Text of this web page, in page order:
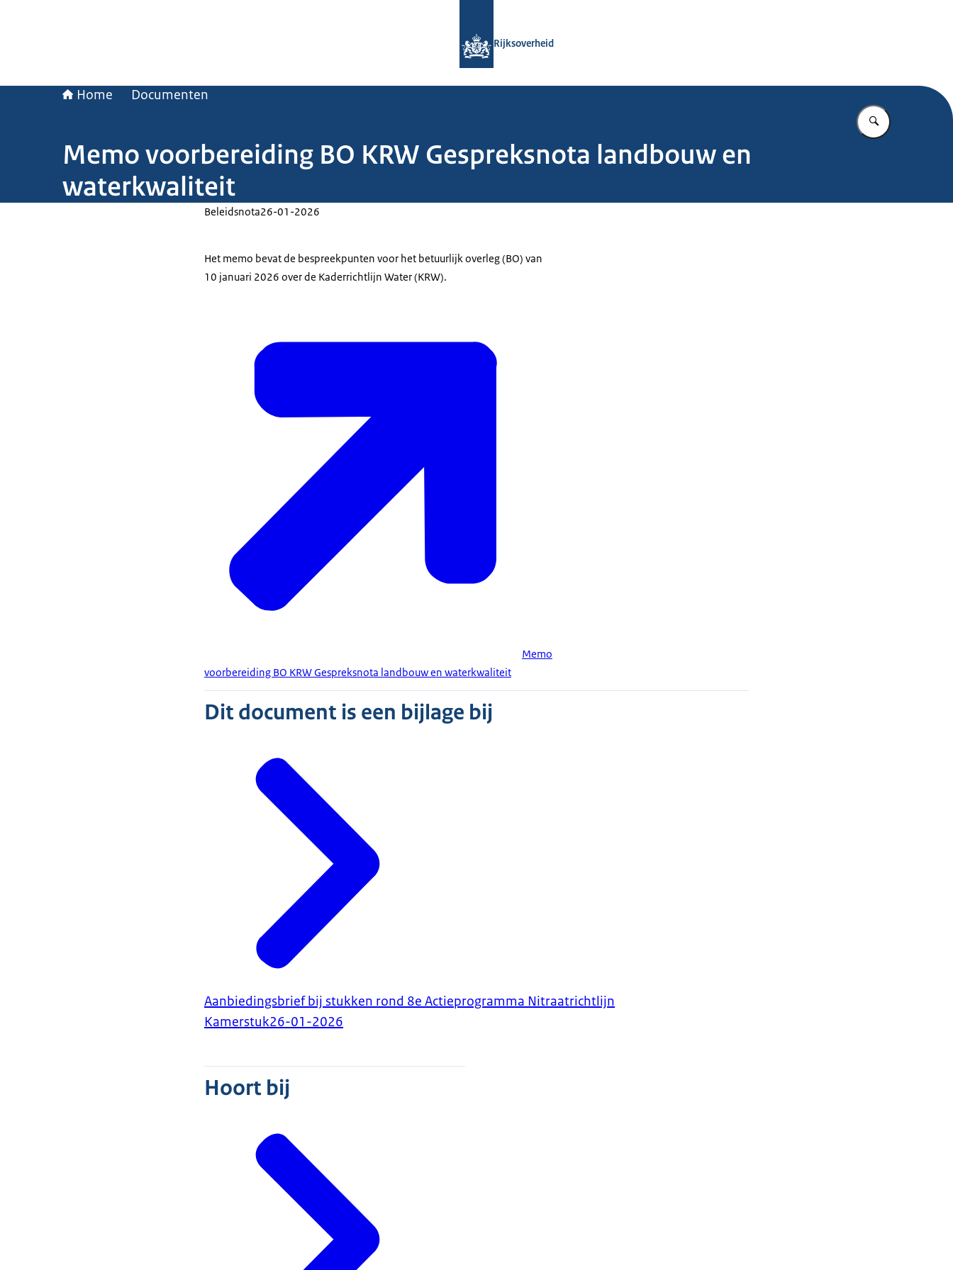
Rijksoverheid
Home Documenten
Vul in wat u
Memo voorbereiding BO KRW Gespreksnota landbouw en
waterkwaliteit
Beleidsnota26-01-2026
Het memo bevat de bespreekpunten voor het betuurlijk overleg (BO) van
10 januari 2026 over de Kaderrichtlijn Water (KRW).
Memo
voorbereiding BO KRW Gespreksnota landbouw en waterkwaliteit
Dit document is een bijlage bij
Aanbiedingsbrief bij stukken rond 8e Actieprogramma Nitraatrichtlijn
Kamerstuk26-01-2026
Hoort bij